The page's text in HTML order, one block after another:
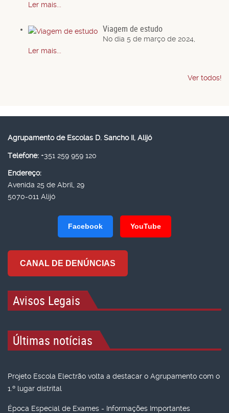
Ler mais...
Viagem de estudo
No dia 5 de março de 2024,
Ler mais...
Ver todos!
Agrupamento de Escolas D. Sancho II, Alijó
Telefone: +351 259 959 120
Endereço:
Avenida 25 de Abril, 29
5070-011 Alijó
Facebook YouTube
CANAL DE DENÚNCIAS
Avisos Legais
Últimas notícias
Projeto Escola Electrão volta a destacar o Agrupamento com o
1.º lugar distrital
Época Especial de Exames - Informações Importantes